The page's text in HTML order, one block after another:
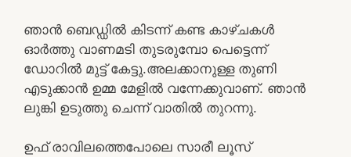
ഞാൻ ബെഡ്ഡിൽ കിടന്ന് കണ്ട കാഴ്ചകൾ
ഓർത്തു വാണമടി തുടരുമ്പോ പെട്ടെന്ന്
ഡോറിൽ മുട്ട് കേട്ടു.അലക്കാനുള്ള തുണി
എടുക്കാൻ ഉമ്മ മേളിൽ വന്നേക്കുവാണ്. ഞാൻ
ലുങ്കി ഉടുത്തു ചെന്ന് വാതിൽ തുറന്നു.
ഉഫ് രാവിലത്തെപോലെ സാരീ ലൂസ്